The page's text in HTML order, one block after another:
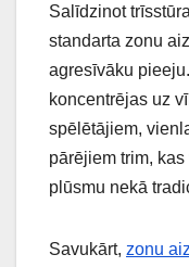
Salīdzinot
standarta zonu
agresīvāku
koncentrējas uz
spēlētājiem,
pārējiem trim,
plūsmu nekā
Savukārt, zonu